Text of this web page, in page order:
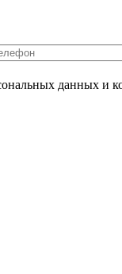
данных и